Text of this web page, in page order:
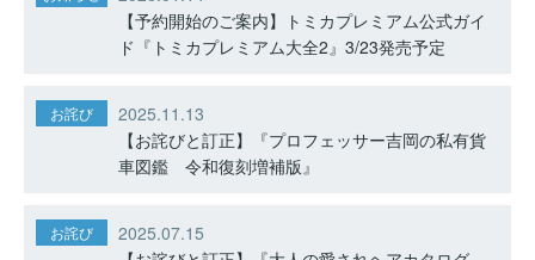
【予約開始のご案内】トミカプレミアム公式ガイ
ド『トミカプレミアム大全2』3/23発売予定
お詫び
2025.11.13
【お詫びと訂正】『プロフェッサー吉岡の私有貨
車図鑑 令和復刻増補版』
お詫び
2025.07.15